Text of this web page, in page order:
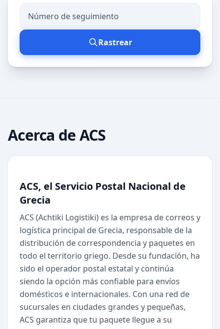
Rastrear
Acerca deACS
ACS, el Servicio Postal Nacional de
Grecia
ACS (Achtiki Logistiki) es la empresa de correos y
logística principal de Grecia, responsable de la
distribución de correspondencia y paquetes en
todo el territorio griego. Desde su fundación, ha
sido el operador postal estatal y continúa
siendo la opción más confiable para envíos
domésticos e internacionales. Con una red de
sucursales en ciudades grandes y pequeñas,
ACS garantiza que tu paquete llegue a su